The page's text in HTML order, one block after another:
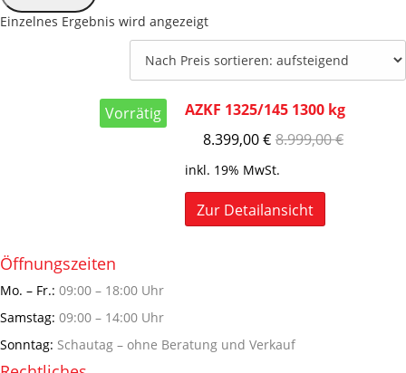
Einzelnes Ergebnis wird angezeigt
Vorrätig
AZKF 1325/145 1300 kg
8.399,00€ 8.999,00€
inkl. 19% MwSt.
Zur Detailansicht
Öffnungszeiten
Mo. – Fr.: 09:00 – 18:00 Uhr
Samstag: 09:00 – 14:00 Uhr
Sonntag: Schautag – ohne Beratung und Verkauf